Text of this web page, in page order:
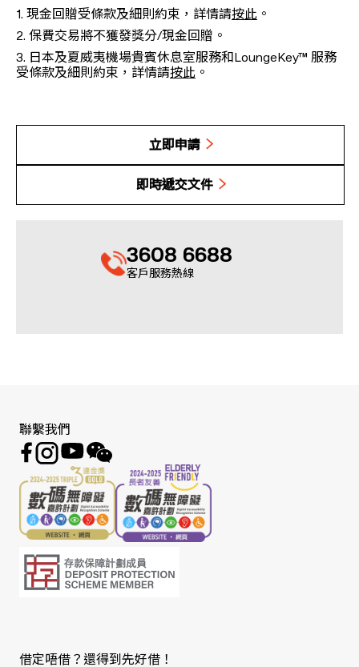
1. 現金回贈受條款及細則約束，詳情請按此 。
2. 保費交易將不獲發獎分/現金回贈。
3. 日本及夏威夷機場貴賓休息室服務和LoungeKey™ 服務
受條款及細則約束，詳情請按此 。
立即申請
即時遞交文件
3608 6688
客戶服務熱線
聯繫我們
借定唔借？還得到先好借！